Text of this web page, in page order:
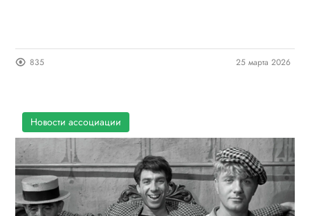
835 25 марта 2026
Новости ассоциации